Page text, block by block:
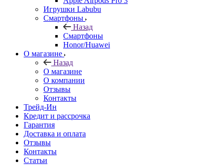
Игрушки Labubu
Смартфоны
Назад
Смартфоны
Honor/Huawei
О магазине
Назад
О магазине
О компании
Отзывы
Контакты
Трейд-Ин
Кредит и рассрочка
Гарантия
Доставка и оплата
Отзывы
Контакты
Статьи